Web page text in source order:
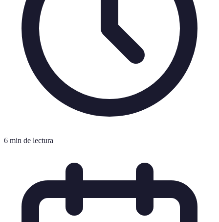
6 min de lectura